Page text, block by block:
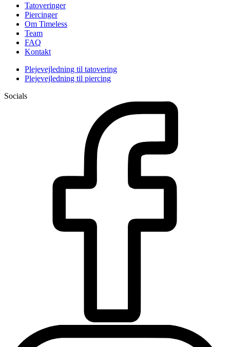
Tatoveringer
Piercinger
Om Timeless
Team
FAQ
Kontakt
Plejevejledning til tatovering
Plejevejledning til piercing
Socials